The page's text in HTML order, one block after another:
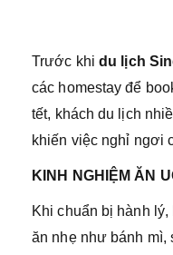
Trước khi du lịch
các homestay để
tết, khách du lịch
khiến việc nghỉ ngơi
KINH NGHIỆM ĂN
Khi chuẩn bị hành
ăn nhẹ như bánh mì,